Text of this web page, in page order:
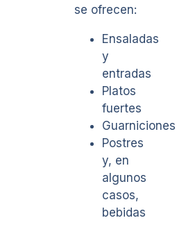
se ofrecen:
Ensaladas
y
entradas
Platos
fuertes
Guarniciones
Postres
y, en
algunos
casos,
bebidas